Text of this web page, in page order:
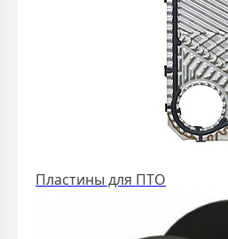
Пластины для ПТО